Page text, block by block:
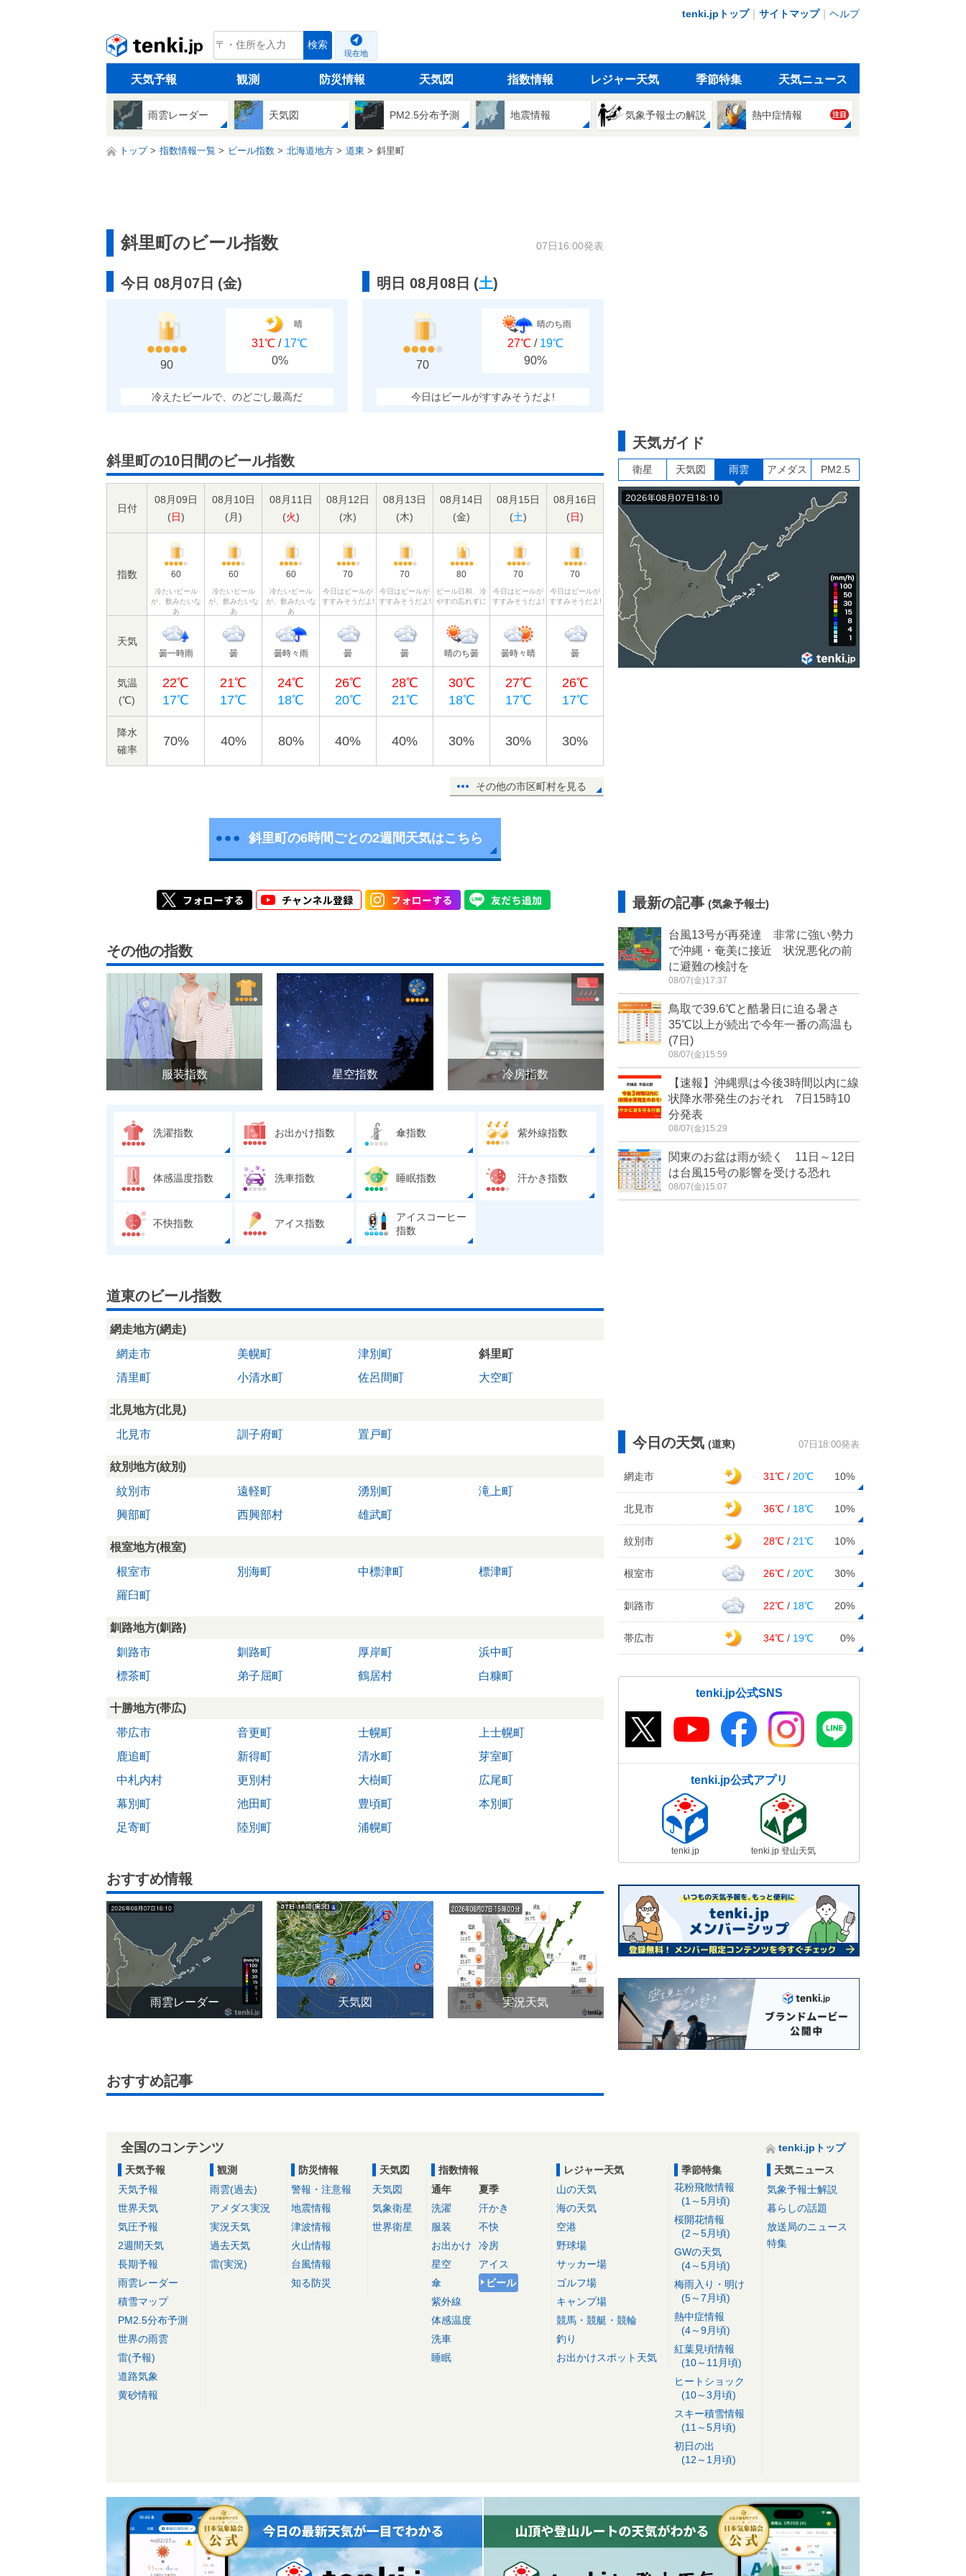
tenki.jpトップ｜ サイトマップ｜ ヘルプ
tenki.jp 検索
現在地
天気予報 観測 防災情報 天気図 指数情報 レジャー天気 季節特集 天気ニュース
雨雲レーダー 天気図 PM2.5分布予測 地震情報 気象予報士の解説 熱中症情報 注目
トップ 指数情報一覧 ビール指数 北海道地方 道東 斜里町
斜里町のビール指数 07日16:00発表
今日 08月07日 (金)
90
晴
31℃ / 17℃
0%
冷えたビールで、のどごし最高だ
明日 08月08日 (土)
70
晴のち雨
27℃ / 19℃
90%
今日はビールがすすみそうだよ!
斜里町の10日間のビール指数
日付
08月09日
(日)
08月10日
(月)
08月11日
(火)
08月12日
(水)
08月13日
(木)
08月14日
(金)
08月15日
(土)
08月16日
(日)
指数 60
冷たいビール
が、飲みたいな
あ
60
冷たいビール
が、飲みたいな
あ
60
冷たいビール
が、飲みたいな
あ
70
今日はビールが
すすみそうだよ!
70
今日はビールが
すすみそうだよ!
80
ビール日和、冷
やすの忘れずに
70
今日はビールが
すすみそうだよ!
70
今日はビールが
すすみそうだよ!
天気
曇一時雨 曇 曇時々雨 曇 曇 晴のち曇 曇時々晴 曇
気温
(℃)
22℃
17℃
21℃
17℃
24℃
18℃
26℃
20℃
28℃
21℃
30℃
18℃
27℃
17℃
26℃
17℃
降水
確率
70% 40% 80% 40% 40% 30% 30% 30%
その他の市区町村を見る
斜里町の6時間ごとの2週間天気はこちら
その他の指数
服装指数 星空指数 冷房指数
洗濯指数 お出かけ指数 傘指数 紫外線指数
体感温度指数 洗車指数 睡眠指数 汗かき指数
不快指数 アイス指数
アイスコーヒー
指数
道東のビール指数
網走地方(網走)
網走市
美幌町 津別町
斜里町
清里町
小清水町 佐呂間町 大空町
北見地方(北見)
北見市
訓子府町 置戸町
紋別地方(紋別)
紋別市
遠軽町 湧別町
滝上町
興部町
西興部村 雄武町
根室地方(根室)
根室市
別海町 中標津町
標津町
羅臼町
釧路地方(釧路)
釧路市
釧路町 厚岸町
浜中町
標茶町
弟子屈町 鶴居村 白糠町
十勝地方(帯広)
帯広市
音更町 士幌町
上士幌町
鹿追町
新得町 清水町
芽室町
中札内村
更別村 大樹町
広尾町
幕別町
池田町 豊頃町
本別町
足寄町
陸別町 浦幌町
おすすめ情報
雨雲レーダー 天気図 実況天気
おすすめ記事
天気ガイド
衛星 天気図 雨雲 アメダス PM2.5
最新の記事 (気象予報士)
台風13号が再発達 非常に強い勢力
で沖縄・奄美に接近 状況悪化の前
に避難の検討を
08/07(金)17:37
鳥取で39.6℃と酷暑日に迫る暑さ
35℃以上が続出で今年一番の高温も
(7日)
08/07(金)15:59
【速報】沖縄県は今後3時間以内に線
状降水帯発生のおそれ 7日15時10
分発表
08/07(金)15:29
関東のお盆は雨が続く 11日～12日
は台風15号の影響を受ける恐れ
08/07(金)15:07
今日の天気 (道東) 07日18:00発表
網走市 31℃ / 20℃ 10%
北見市 36℃ / 18℃ 10%
紋別市 28℃ / 21℃ 10%
根室市 26℃ / 20℃ 30%
釧路市 22℃ / 18℃ 20%
帯広市 34℃ / 19℃ 0%
tenki.jp公式SNS
tenki.jp公式アプリ
tenki.jp tenki.jp 登山天気
全国のコンテンツ
tenki.jpトップ
天気予報
天気予報
世界天気
気圧予報
2週間天気
長期予報
雨雲レーダー
積雪マップ
PM2.5分布予測
世界の雨雲
雷(予報)
道路気象
黄砂情報
観測
雨雲(過去)
アメダス実況
実況天気
過去天気
雷(実況)
防災情報
警報・注意報
地震情報
津波情報
火山情報
台風情報
知る防災
天気図
天気図
気象衛星
世界衛星
指数情報
通年
洗濯
服装
お出かけ
星空
傘
紫外線
体感温度
洗車
睡眠
夏季
汗かき
不快
冷房
アイス
ビール
レジャー天気
山の天気
海の天気
空港
野球場
サッカー場
ゴルフ場
キャンプ場
競馬・競艇・競輪
釣り
お出かけスポット天気
季節特集
花粉飛散情報
(1～5月頃)
桜開花情報
(2～5月頃)
GWの天気
(4～5月頃)
梅雨入り・明け
(5～7月頃)
熱中症情報
(4～9月頃)
紅葉見頃情報
(10～11月頃)
ヒートショック
(10～3月頃)
スキー積雪情報
(11～5月頃)
初日の出
(12～1月頃)
天気ニュース
気象予報士解説
暮らしの話題
放送局のニュース
特集